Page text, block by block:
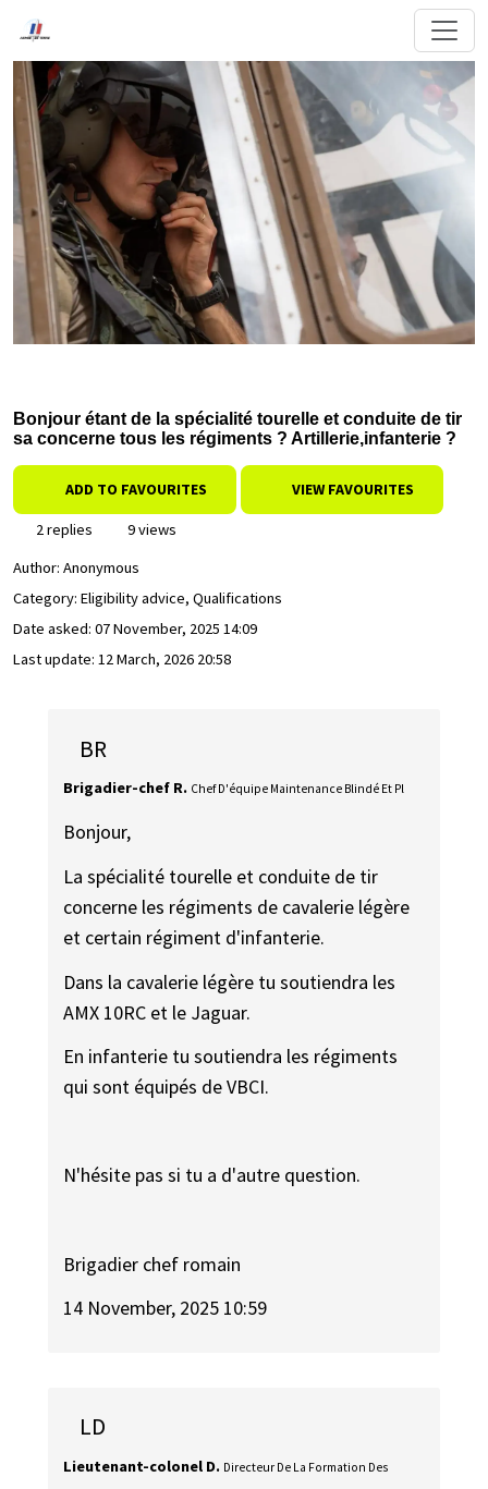
Bonjour étant de la spécialité tourelle et conduite de tir
sa concerne tous les régiments ? Artillerie,infanterie ?
ADD TO FAVOURITES VIEW FAVOURITES
2 replies
9 views
Author: Anonymous
Category: Eligibility advice, Qualifications
Date asked: 07 November, 2025 14:09
Last update: 12 March, 2026 20:58
BR
Brigadier-chef R. Chef D'équipe Maintenance Blindé Et Pl
Bonjour,
La spécialité tourelle et conduite de tir
concerne les régiments de cavalerie légère
et certain régiment d'infanterie.
Dans la cavalerie légère tu soutiendra les
AMX 10RC et le Jaguar.
En infanterie tu soutiendra les régiments
qui sont équipés de VBCI.
N'hésite pas si tu a d'autre question.
Brigadier chef romain
14 November, 2025 10:59
LD
Lieutenant-colonel D. Directeur De La Formation Des